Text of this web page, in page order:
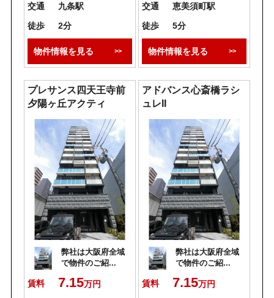
交通
九条駅
徒歩
2分
物件情報を見る
交通
恵美須町駅
徒歩
5分
物件情報を見る
プレサンス四天王寺前
夕陽ヶ丘アクティ
弊社は大阪府全域
で物件のご紹...
賃料 7.15万円
アドバンス心斎橋ラシ
ュレII
弊社は大阪府全域
で物件のご紹...
賃料 7.15万円